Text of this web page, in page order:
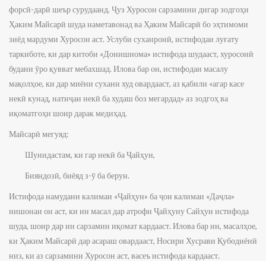
форсӣ-дарӣ шеър сурудаанд. Ҷуз Хуросон сарзамини дигар зодгоҳи
Ҳаким Майсарӣ шуда наметавонад ва Ҳаким Майсарӣ бо эҳтимоми
зиёд мардуми Хуросон аст. Услуби суханронӣ, истифодаи луғату
таркиботе, ки дар китоби «Донишнома» истифода шудааст, хуросонӣ
будани ӯро қувват мебахшад. Илова бар он, истифодаи масалу
мақолҳое, ки дар миёни сухани худ овардааст, аз қабили «агар касе
некӣ кунад, натиҷаи некӣ ба худаш боз мегардад» аз зодгоҳ ва
иқоматгоҳи шоир дарак медиҳад.
Майсарӣ мегуяд:
Шунидастам, ки гар некӣ ба Ҷайҳун,
Бияндозӣ, биёяд з-ӯ ба берун.
Истифода намудани калимаи «Ҷайҳун» ба ҷои калимаи «Даҷла»
нишонаи он аст, ки ин масал дар атрофи Ҷайҳуну Сайҳун истифода
шуда, шоир дар ин сарзамин иқомат кардааст. Илова бар ин, масалҳое,
ки Ҳаким Майсарӣ дар асараш овардааст, Носири Хусрави Қубодиёнӣ
низ, ки аз сарзамини Хуросон аст, васеъ истифода кардааст.